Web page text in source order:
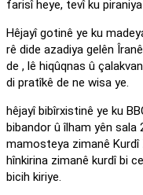
farisî heye, tevî ku
Hêjayî gotinê ye ku
rê dide azadiya gelên
de , lê hiqûqnas û
di pratîkê de ne wisa ye.
hêjayî bibîrxistinê ye ku
bibandor û îlham yên sala
mamosteya zimanê Kurdî
hînkirina zimanê kurdî bi
bicih kiriye.